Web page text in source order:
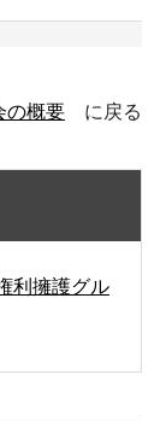
の概要 に戻る
利擁護グル